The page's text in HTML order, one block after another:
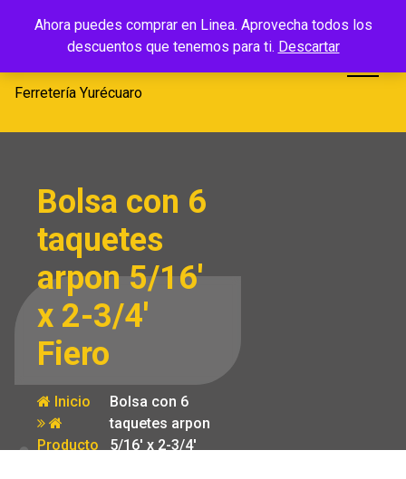
Ahora puedes comprar en Linea. Aprovecha todos los
descuentos que tenemos para ti. Descartar
Ferretería
Yurécuaro
Ferretería Yurécuaro
Bolsa con 6
taquetes
arpon 5/16′
x 2-3/4′
Fiero
Inicio
Producto
Bolsa con 6
taquetes arpon
5/16′ x 2-3/4′